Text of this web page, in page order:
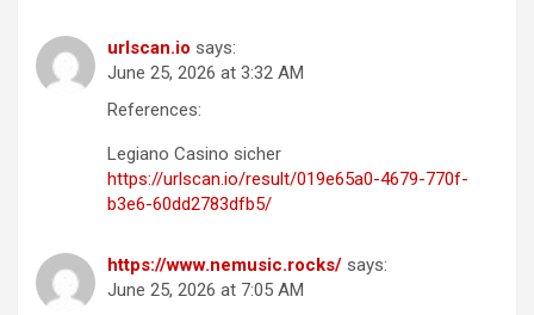
urlscan.io says:
June 25, 2026 at 3:32 AM
References:
Legiano Casino sicher
https://urlscan.io/result/019e65a0-4679-770f-
b3e6-60dd2783dfb5/
https://www.nemusic.rocks/ says:
June 25, 2026 at 7:05 AM